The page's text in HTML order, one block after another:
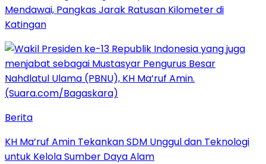
Mendawai, Pangkas Jarak Ratusan Kilometer di
Katingan
Berita
KH Ma’ruf Amin Tekankan SDM Unggul dan Teknologi
untuk Kelola Sumber Daya Alam